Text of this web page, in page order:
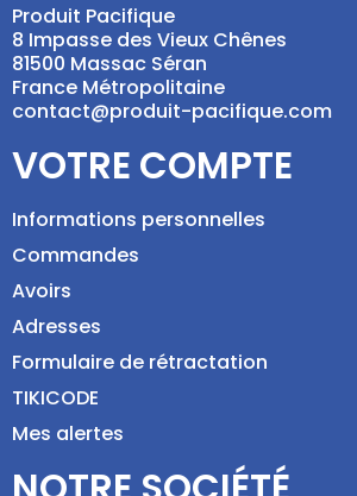
Produit Pacifique
8 Impasse des Vieux Chênes
81500 Massac Séran
France Métropolitaine
contact@produit-pacifique.com
VOTRE COMPTE
Informations personnelles
Commandes
Avoirs
Adresses
Formulaire de rétractation
TIKICODE
Mes alertes